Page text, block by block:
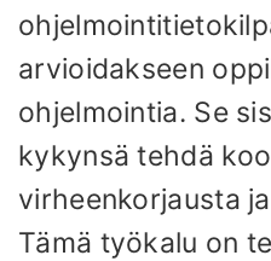
arvioidakseen
ohjelmointia. Se
kykynsä tehdä
virheenkorjausta
Tämä työkalu on